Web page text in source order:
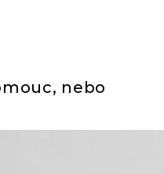
nebo